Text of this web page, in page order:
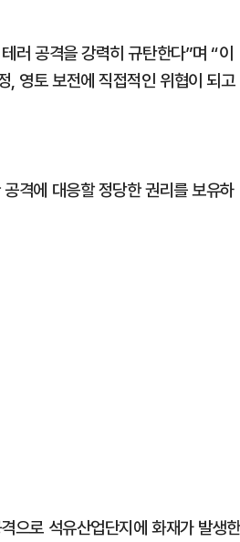
러 공격을 강력히 규탄한다”며 “이
, 영토 보전에 직접적인 위협이 되고
격에 대응할 정당한 권리를 보유하
으로 석유산업단지에 화재가 발생